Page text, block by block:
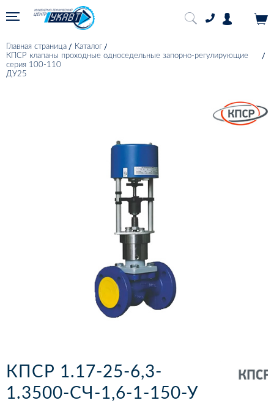
Главная страница
Каталог
КПСР клапаны проходные односедельные запорно-регулирующие
серия 100-110
ДУ25
КПСР 1.17-25-6,3-
1.3500-СЧ-1,6-1-150-У